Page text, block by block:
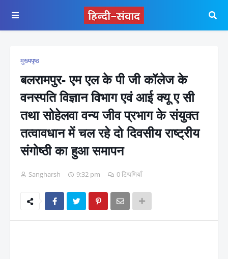
मुख्यपृष्ठ
बलरामपुर- एम एल के पी जी कॉलेज के
वनस्पति विज्ञान विभाग एवं आई क्यू ए सी
तथा सोहेलवा वन्य जीव प्रभाग के संयुक्त
तत्वावधान में चल रहे दो दिवसीय राष्ट्रीय
संगोष्ठी का हुआ समापन
Sangharsh 9:32 pm 0 टिप्पणियाँ